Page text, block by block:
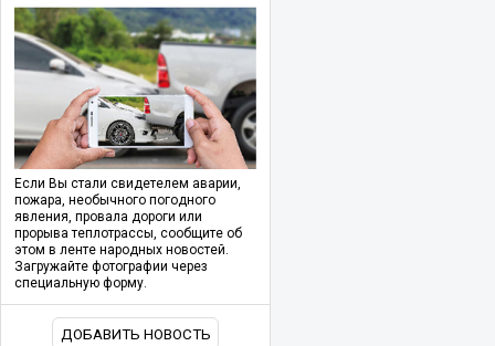
Если Вы стали свидетелем аварии,
пожара, необычного погодного
явления, провала дороги или
прорыва теплотрассы, сообщите об
этом в ленте народных новостей.
Загружайте фотографии через
специальную форму.
ДОБАВИТЬ НОВОСТЬ